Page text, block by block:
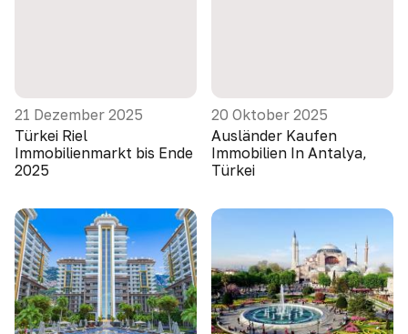
21 Dezember 2025
Türkei Riel
Immobilienmarkt bis Ende
2025
20 Oktober 2025
Ausländer Kaufen
Immobilien In Antalya,
Türkei